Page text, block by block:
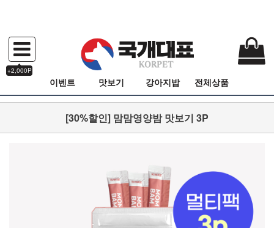
+2,000P
이벤트 맛보기 강아지밥 전체상품
[30%할인] 맘맘영양밤 맛보기 3P